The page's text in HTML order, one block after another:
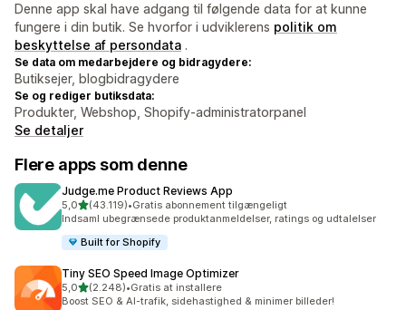
Denne app skal have adgang til følgende data for at kunne
fungere i din butik. Se hvorfor i udviklerens politik om
beskyttelse af persondata .
Se data om medarbejdere og bidragydere:
Butiksejer, blogbidragydere
Se og rediger butiksdata:
Produkter, Webshop, Shopify-administratorpanel
Se detaljer
Flere apps som denne
Judge.me Product Reviews App
5,0ud af 5 stjerner
(43.119)
43119 anmeldelser i alt
•Gratis abonnement tilgængeligt
Indsaml ubegrænsede produktanmeldelser, ratings og udtalelser
Built for Shopify
Tiny SEO Speed Image Optimizer
5,0ud af 5 stjerner
(2.248)
2248 anmeldelser i alt
•Gratis at installere
Boost SEO & AI-trafik, sidehastighed & minimer billeder!